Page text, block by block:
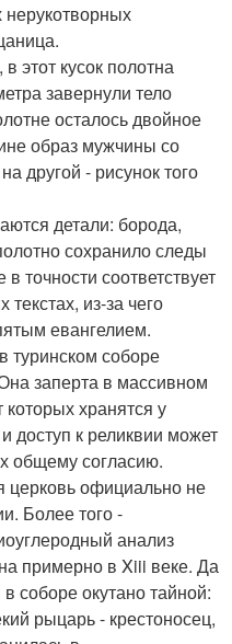
этот кусок полотна
завернули тело
осталось двойное
образ мужчины со
другой - рисунок того
детали: борода,
сохранило следы
точности соответствует
из-за чего
евангелием.
туринском соборе
заперта в массивном
которых хранятся у
доступ к реликвии может
общему согласию.
церковь официально не
Более того -
анализ
примерно в Xiii веке. Да
соборе окутано тайной:
рыцарь - крестоносец,